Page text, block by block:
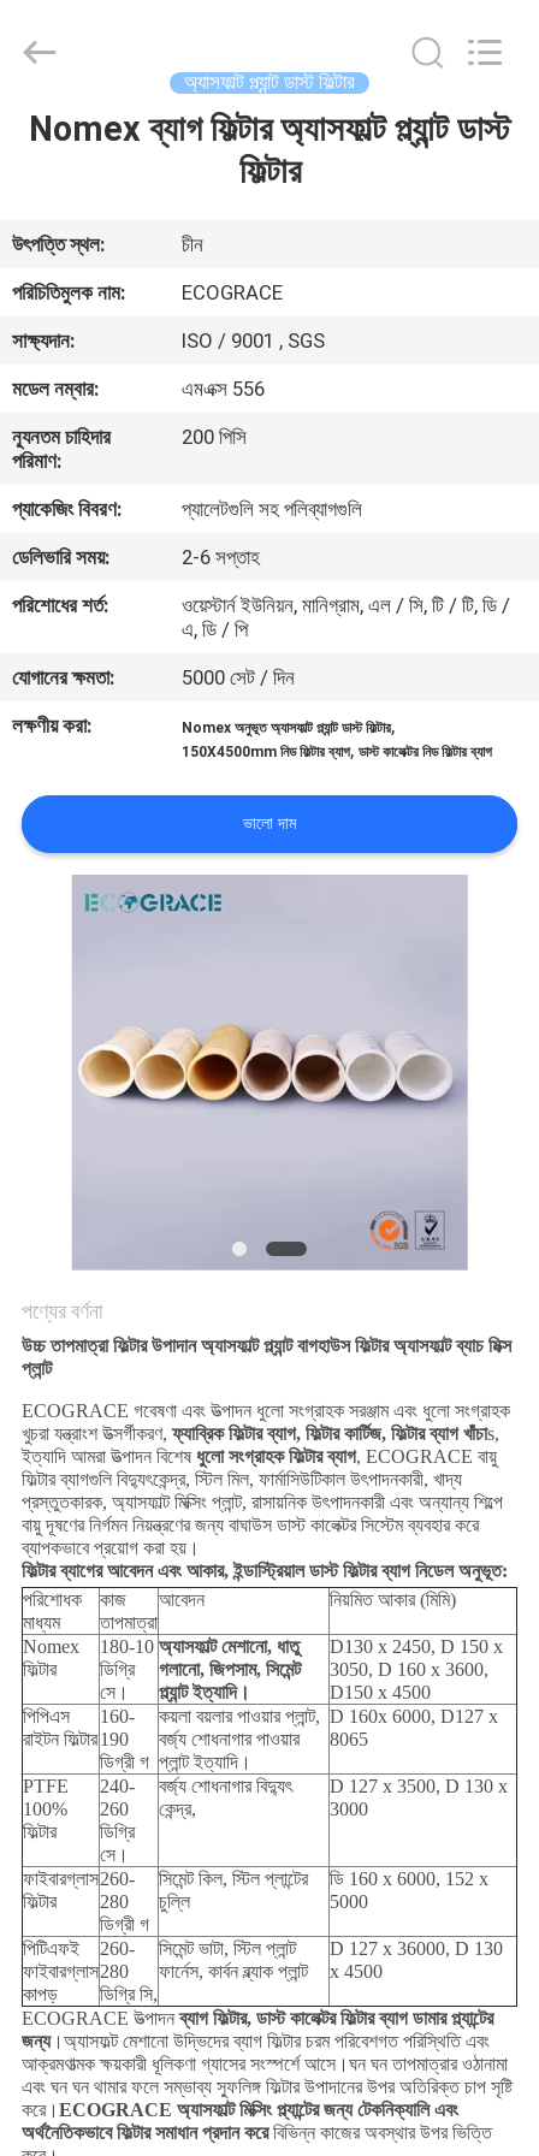
বাড়ি
আমাদের
সম্পর্কে
কারখানা
ভ্রমণ
মান
নিয়ন্ত্রণ
করুন
উদ্ধৃতির
ENVIROTECH
CO.,LTD.
অ্যাসফাল্ট প্ল্যান্ট ডাস্ট ফিল্টার
Nomex ব্যাগ ফিল্টার অ্যাসফাল্ট প্ল্যান্ট ডাস্ট
ফিল্টার
উৎপত্তি স্থল:
চীন
পরিচিতিমুলক নাম:
ECOGRACE
সাক্ষ্যদান:
ISO / 9001 , SGS
মডেল নম্বার:
এমএক্স 556
ন্যূনতম চাহিদার
পরিমাণ:
200 পিসি
প্যাকেজিং বিবরণ:
প্যালেটগুলি সহ পলিব্যাগগুলি
ডেলিভারি সময়:
2-6 সপ্তাহ
পরিশোধের শর্ত:
ওয়েস্টার্ন ইউনিয়ন, মানিগ্রাম, এল / সি, টি / টি, ডি /
এ, ডি / পি
যোগানের ক্ষমতা:
5000 সেট / দিন
লক্ষণীয় করা:
Nomex অনুভূত অ্যাসফাল্ট প্ল্যান্ট ডাস্ট ফিল্টার,
150X4500mm নিড ফিল্টার ব্যাগ,ডাস্ট কালেক্টর নিড ফিল্টার ব্যাগ
ভালো দাম
পণ্যের বর্ণনা
উচ্চ তাপমাত্রা ফিল্টার উপাদান অ্যাসফাল্ট প্ল্যান্ট বাগহাউস ফিল্টার অ্যাসফাল্ট ব্যাচ মিক্স
প্লান্ট
ECOGRACE গবেষণা এবং উত্পাদন ধুলো সংগ্রাহক সরঞ্জাম এবং ধুলো সংগ্রাহক
খুচরা যন্ত্রাংশ উত্সর্গীকরণ,ফ্যাব্রিক ফিল্টার ব্যাগ, ফিল্টার কার্টিজ, ফিল্টার ব্যাগ খাঁচাs,
ইত্যাদি আমরা উত্পাদন বিশেষ ধুলো সংগ্রাহক ফিল্টার ব্যাগ, ECOGRACE বায়ু
ফিল্টার ব্যাগগুলি বিদ্যুৎকেন্দ্র, স্টিল মিল, ফার্মাসিউটিকাল উৎপাদনকারী, খাদ্য
প্রস্তুতকারক, অ্যাসফাল্ট মিক্সিং প্লান্ট, রাসায়নিক উৎপাদনকারী এবং অন্যান্য শিল্পে
বায়ু দূষণের নির্গমন নিয়ন্ত্রণের জন্য বাঘাউস ডাস্ট কালেক্টর সিস্টেম ব্যবহার করে
ব্যাপকভাবে প্রয়োগ করা হয়।
ফিল্টার ব্যাগের আবেদন এবং আকার, ইন্ডাস্ট্রিয়াল ডাস্ট ফিল্টার ব্যাগ নিডেল অনুভূত:
পরিশোধক
মাধ্যম
কাজ
তাপমাত্রা
আবেদন নিয়মিত আকার (মিমি)
Nomex
ফিল্টার
180-10
ডিগ্রি
সে।
অ্যাসফাল্ট মেশানো, ধাতু
গলানো, জিপসাম, সিমেন্ট
প্ল্যান্ট ইত্যাদি।
D130 x 2450, D 150 x
3050, D 160 x 3600,
D150 x 4500
পিপিএস
রাইটন ফিল্টার
160-
190
ডিগ্রী গ
কয়লা বয়লার পাওয়ার প্লান্ট,
বর্জ্য শোধনাগার পাওয়ার
প্লান্ট ইত্যাদি।
D 160x 6000, D127 x
8065
PTFE
100%
ফিল্টার
240-
260
ডিগ্রি
সে।
বর্জ্য শোধনাগার বিদ্যুৎ
কেন্দ্র,
D 127 x 3500, D 130 x
3000
ফাইবারগ্লাস
ফিল্টার
260-
280
ডিগ্রী গ
সিমেন্ট কিল, স্টিল প্লান্টের
চুল্লি
ডি 160 x 6000, 152 x
5000
পিটিএফই
ফাইবারগ্লাস
কাপড়
260-
280
ডিগ্রি সি,
সিমেন্ট ভাটা, স্টিল প্লান্ট
ফার্নেস, কার্বন ব্ল্যাক প্লান্ট
D 127 x 36000, D 130
x 4500
ECOGRACE উত্পাদনব্যাগ ফিল্টার, ডাস্ট কালেক্টর ফিল্টার ব্যাগ ডামার প্ল্যান্টের
জন্য।অ্যাসফল্ট মেশানো উদ্ভিদের ব্যাগ ফিল্টার চরম পরিবেশগত পরিস্থিতি এবং
আক্রমণাত্মক ক্ষয়কারী ধূলিকণা গ্যাসের সংস্পর্শে আসে।ঘন ঘন তাপমাত্রার ওঠানামা
এবং ঘন ঘন থামার ফলে সম্ভাব্য স্ফুলিঙ্গ ফিল্টার উপাদানের উপর অতিরিক্ত চাপ সৃষ্টি
করে। ECOGRACE অ্যাসফাল্ট মিক্সিং প্ল্যান্টের জন্য টেকনিক্যালি এবং
অর্থনৈতিকভাবে ফিল্টার সমাধান প্রদান করেবিভিন্ন কাজের অবস্থার উপর ভিত্তি